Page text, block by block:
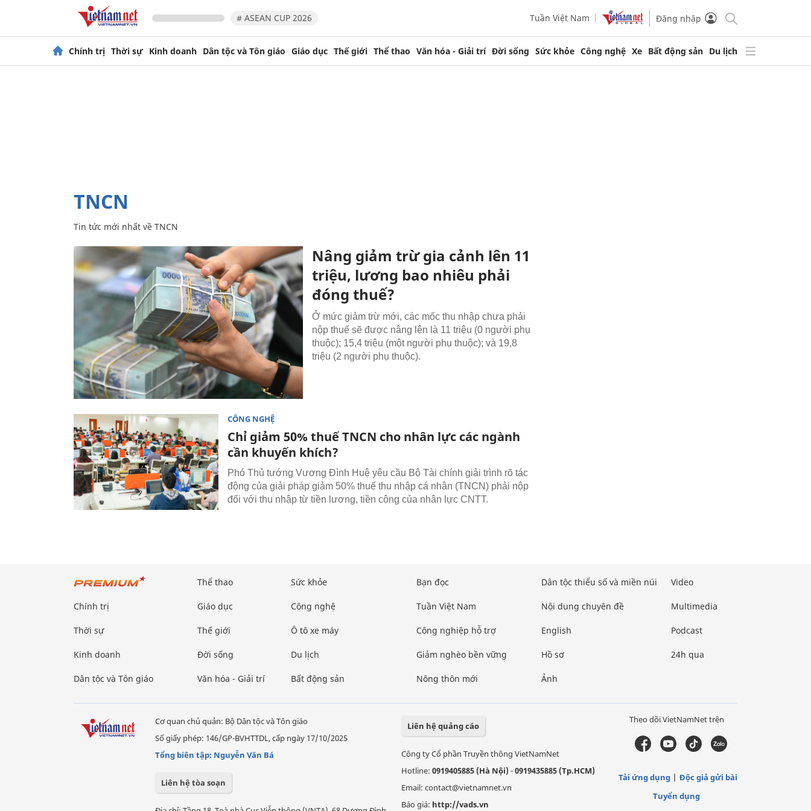
# ASEAN CUP 2026 Tuần Việt Nam Đăng nhập
Chính trị Thời sự Kinh doanh Dân tộc và Tôn giáo Giáo dục Thế giới Thể thao Văn hóa - Giải trí Đời sống Sức khỏe Công nghệ Xe Bất động sản Du lịch
TNCN
Tin tức mới nhất về TNCN
Nâng giảm trừ gia cảnh lên 11
triệu, lương bao nhiêu phải
đóng thuế?
Ở mức giảm trừ mới, các mốc thu nhập chưa phải
nộp thuế sẽ được nâng lên là 11 triệu (0 người phụ
thuộc); 15,4 triệu (một người phụ thuộc); và 19,8
triệu (2 người phụ thuộc).
CÔNG NGHỆ
Chỉ giảm 50% thuế TNCN cho nhân lực các ngành
cần khuyến khích?
Phó Thủ tướng Vương Đình Huệ yêu cầu Bộ Tài chính giải trình rõ tác
động của giải pháp giảm 50% thuế thu nhập cá nhân (TNCN) phải nộp
đối với thu nhập từ tiền lương, tiền công của nhân lực CNTT.
Chính trị
Thời sự
Kinh doanh
Dân tộc và Tôn giáo
Thể thao
Giáo dục
Thế giới
Đời sống
Văn hóa - Giải trí
Sức khỏe
Công nghệ
Ô tô xe máy
Du lịch
Bất động sản
Bạn đọc
Tuần Việt Nam
Công nghiệp hỗ trợ
Giảm nghèo bền vững
Nông thôn mới
Dân tộc thiểu số và miền núi
Nội dung chuyên đề
English
Hồ sơ
Ảnh
Video
Multimedia
Podcast
24h qua
Cơ quan chủ quản: Bộ Dân tộc và Tôn giáo
Số giấy phép: 146/GP-BVHTTDL, cấp ngày 17/10/2025
Tổng biên tập: Nguyễn Văn Bá
Liên hệ tòa soạn
Liên hệ quảng cáo
Công ty Cổ phần Truyền thông VietNamNet
Hotline: 0919405885 (Hà Nội)-0919435885 (Tp.HCM)
Email: contact@vietnamnet.vn
Báo giá: http://vads.vn
Theo dõi VietNamNet trên
Tải ứng dụng
Độc giả gửi bài
Tuyển dụng